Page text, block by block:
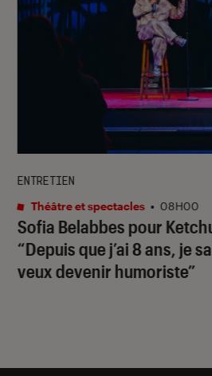
Sofia Belabbes pour
“Depuis que j’ai 8 ans, je
veux devenir humoriste”
ENTRETIEN
Théâtre et spectacles • 08H00